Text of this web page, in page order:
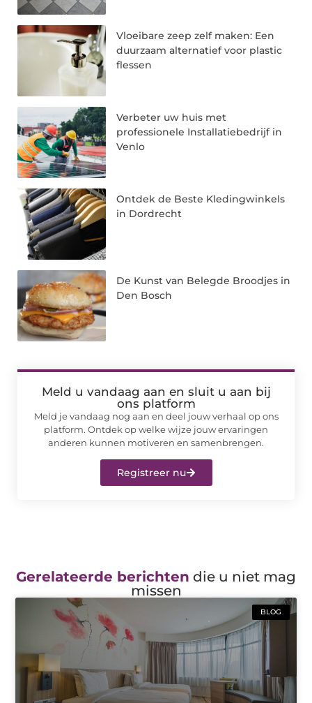
Vloeibare zeep zelf maken: Een
duurzaam alternatief voor plastic
flessen
Verbeter uw huis met
professionele Installatiebedrijf in
Venlo
Ontdek de Beste Kledingwinkels
in Dordrecht
De Kunst van Belegde Broodjes in
Den Bosch
Meld u vandaag aan en sluit u aan bij
ons platform
Meld je vandaag nog aan en deel jouw verhaal op ons
platform. Ontdek op welke wijze jouw ervaringen
anderen kunnen motiveren en samenbrengen.
Registreer nu
Gerelateerde berichten die u niet mag
missen
BLOG